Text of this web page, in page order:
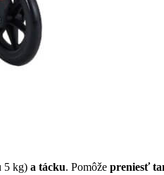
5 kg) a tácku. Pomôže preniesť